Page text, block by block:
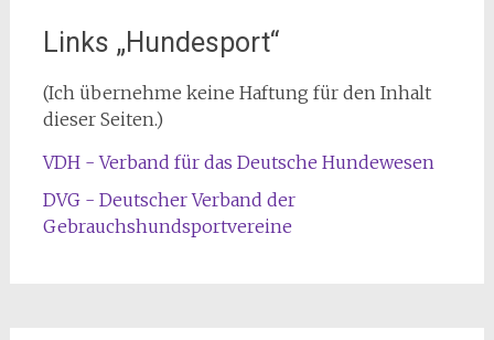
Links „Hundesport“
(Ich übernehme keine Haftung für den Inhalt
dieser Seiten.)
VDH - Verband für das Deutsche Hundewesen
DVG - Deutscher Verband der
Gebrauchshundsportvereine